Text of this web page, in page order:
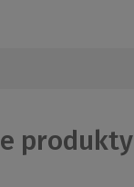
produkty